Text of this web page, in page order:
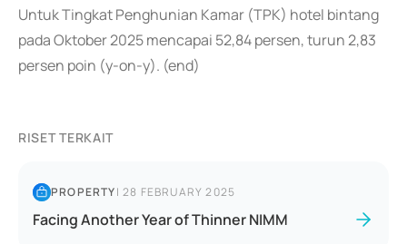
Untuk Tingkat Penghunian Kamar (TPK) hotel bintang
pada Oktober 2025 mencapai 52,84 persen, turun 2,83
persen poin (y-on-y). (end)
RISET TERKAIT
PROPERTY|28 FEBRUARY 2025
Facing Another Year of Thinner NIMM